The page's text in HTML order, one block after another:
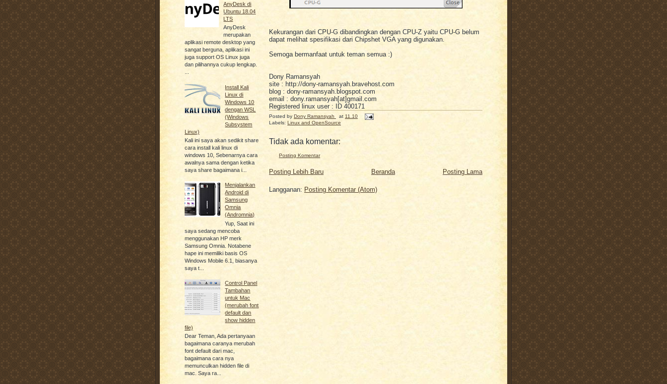
AnyDesk di
Ubuntu 18.04
LTS
AnyDesk
merupakan
aplikasi remote desktop yang
sangat berguna, aplikasi ini
juga support OS Linux juga
dan pilihannya cukup lengkap.
Install Kali
Linux di
Windows 10
dengan WSL
(Windows
Subsystem
Linux)
Kali ini saya akan sedikit share
cara install kali linux di
windows 10, Sebenarnya cara
awalnya sama dengan ketika
saya share bagaimana i...
Menjalankan
Android di
Samsung
Omnia
(Andromnia)
Yup, Saat ini
saya sedang mencoba
menggunakan HP merk
Samsung Omnia. Notabene
hape ini memiliki basis OS
Windows Mobile 6.1, biasanya
saya t...
Control Panel
Tambahan
untuk Mac
(merubah font
default dan
show hidden
file)
Dear Teman, Ada pertanyaan
bagaimana caranya merubah
font default dari mac,
bagaimana cara nya
memunculkan hidden file di
mac. Saya ra...
Kekurangan dari CPU-G dibandingkan dengan CPU-Z yaitu CPU-G belum
dapat melihat spesifikasi dari Chipshet VGA yang digunakan.
Semoga bermanfaat untuk teman semua :)
Dony Ramansyah
site : http://dony-ramansyah.bravehost.com
blog : dony-ramansyah.blogspot.com
email : dony.ramansyah[at]gmail.com
Registered linux user : ID 400171
Posted by Dony Ramansyah at 11.10
Labels: Linux and OpenSource
Tidak ada komentar:
Posting Komentar
Posting Lebih Baru Posting Lama
Beranda
Langganan: Posting Komentar (Atom)